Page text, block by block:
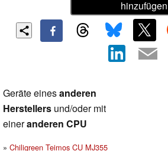
hinzufügen
Geräte einesanderen
Herstellers und/oder mit
eineranderen CPU
Chiligreen Teimos CU MJ355